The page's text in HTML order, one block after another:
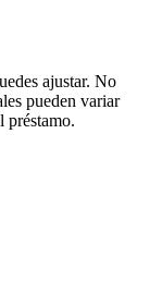
ajustar. No
pueden variar
préstamo.